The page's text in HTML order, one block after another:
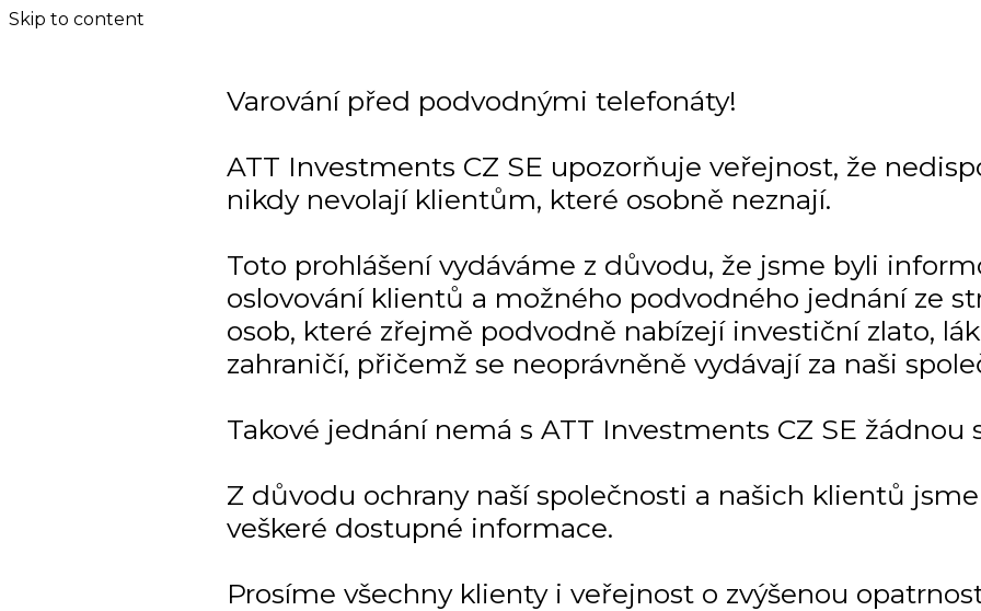
Skip to content
Varování před podvodnými telefonáty!
ATT Investments CZ SE upozorňuje veřejnost, že
nikdy nevolají klientům, které osobně neznají.
Toto prohlášení vydáváme z důvodu, že jsme byli
oslovování klientů a možného podvodného jednání ze
osob, které zřejmě podvodně nabízejí investiční zlato,
zahraničí, přičemž se neoprávněně vydávají za naši
Takové jednání nemá s ATT Investments CZ SE žádnou
Z důvodu ochrany naší společnosti a našich klientů
veškeré dostupné informace.
Prosíme všechny klienty i veřejnost o zvýšenou